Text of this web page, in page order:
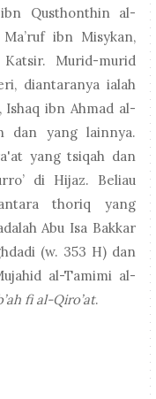
Qusthonthin al-
ibn Misykan,
Murid-murid
diantaranya ialah
Ishaq ibn Ahmad al-
dan yang lainnya.
yang tsiqah dan
di Hijaz. Beliau
thoriq yang
Abu Isa Bakkar
(w. 353 H) dan
al-Tamimi al-
fi al-Qiro’at.